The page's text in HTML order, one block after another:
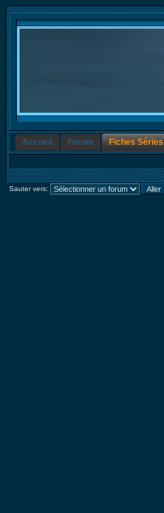
Accueil Forum Fiches Séries
Sauter vers: